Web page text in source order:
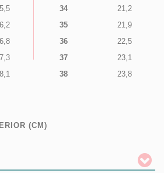
34
21,2
35
21,9
36
22,5
37
23,1
38
23,8
(CM)